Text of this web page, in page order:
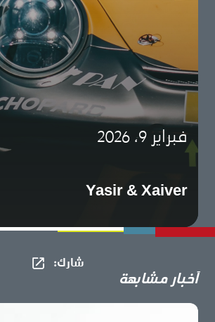
فبراير 9، 2026
Yasir & Xaiver
شارك​:
أخبار مشابهة